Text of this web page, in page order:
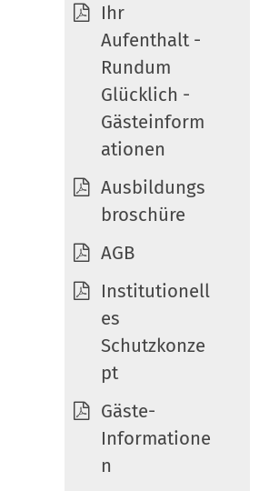
Ihr
Aufenthalt -
Rundum
Glücklich -
Gästeinform
ationen
Ausbildungs
broschüre
AGB
Institutionell
es
Schutzkonze
pt
Gäste-
Informatione
n